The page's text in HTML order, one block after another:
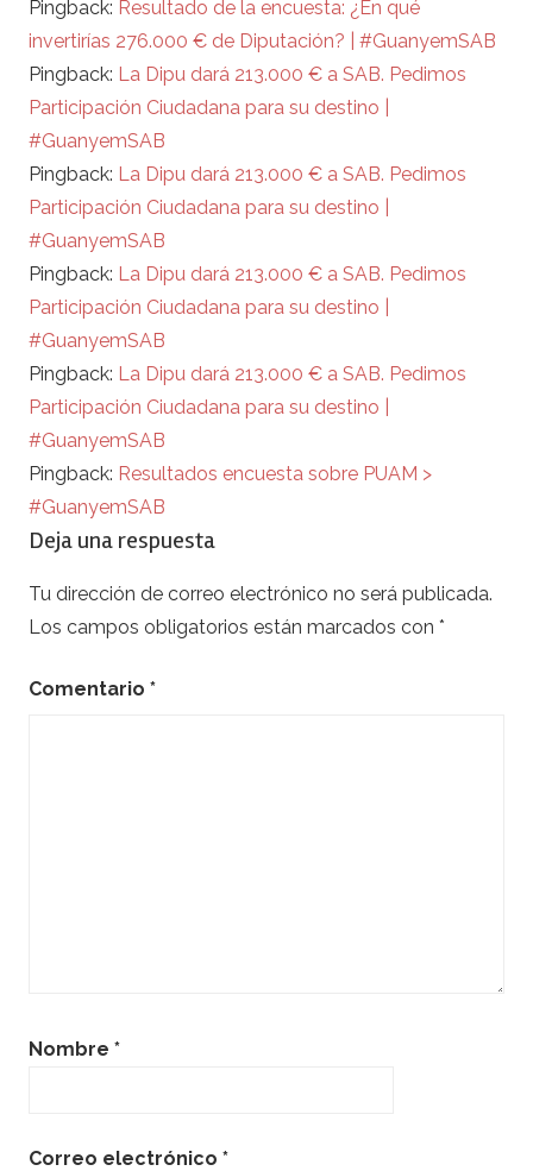
Pingback: Resultado de la encuesta: ¿En qué
invertirías 276.000 € de Diputación? | #GuanyemSAB
Pingback: La Dipu dará 213.000 € a SAB. Pedimos
Participación Ciudadana para su destino |
#GuanyemSAB
Pingback: La Dipu dará 213.000 € a SAB. Pedimos
Participación Ciudadana para su destino |
#GuanyemSAB
Pingback: La Dipu dará 213.000 € a SAB. Pedimos
Participación Ciudadana para su destino |
#GuanyemSAB
Pingback: La Dipu dará 213.000 € a SAB. Pedimos
Participación Ciudadana para su destino |
#GuanyemSAB
Pingback: Resultados encuesta sobre PUAM >
#GuanyemSAB
Deja una respuesta
Tu dirección de correo electrónico no será publicada.
Los campos obligatorios están marcados con *
Comentario *
Nombre *
Correo electrónico *